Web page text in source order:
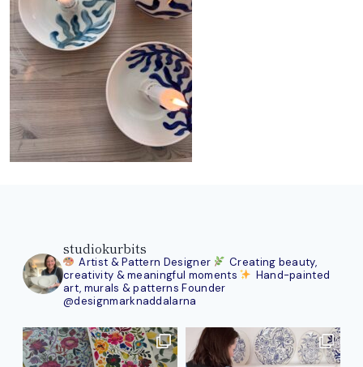
studiokurbits
Artist & Pattern Designer
Creating beauty,
creativity & meaningful moments
Hand-painted
art, murals & patterns Founder
@designmarknaddalarna